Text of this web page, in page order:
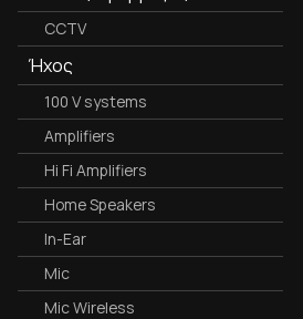
CCTV
Ήχος
100 V systems
Amplifiers
Hi Fi Amplifiers
Home Speakers
In-Ear
Mic
Mic Wireless